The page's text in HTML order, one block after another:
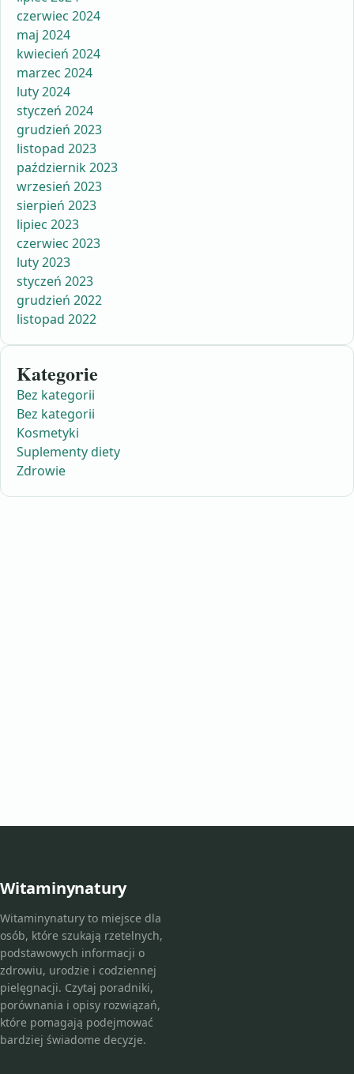
czerwiec 2024
maj 2024
kwiecień 2024
marzec 2024
luty 2024
styczeń 2024
grudzień 2023
listopad 2023
październik 2023
wrzesień 2023
sierpień 2023
lipiec 2023
czerwiec 2023
luty 2023
styczeń 2023
grudzień 2022
listopad 2022
Kategorie
Bez kategorii
Bez kategorii
Kosmetyki
Suplementy diety
Zdrowie
Witaminynatury
Witaminynatury to miejsce dla
osób, które szukają rzetelnych,
podstawowych informacji o
zdrowiu, urodzie i codziennej
pielęgnacji. Czytaj poradniki,
porównania i opisy rozwiązań,
które pomagają podejmować
bardziej świadome decyzje.